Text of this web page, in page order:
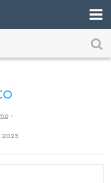
de estudo favorita
•
2023